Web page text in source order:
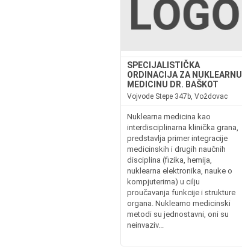
SPECIJALISTIČKA
ORDINACIJA ZA NUKLEARNU
MEDICINU DR. BAŠKOT
Vojvode Stepe 347b, Voždovac
Nuklearna medicina kao
interdisciplinarna klinička grana,
predstavlja primer integracije
medicinskih i drugih naučnih
disciplina (fizika, hemija,
nuklearna elektronika, nauke o
kompjuterima) u cilju
proučavanja funkcije i strukture
organa. Nuklearno medicinski
metodi su jednostavni, oni su
neinvaziv...